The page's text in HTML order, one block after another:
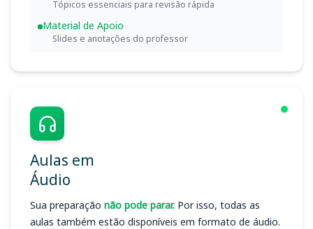
Tópicos essenciais para revisão rápida
Material de Apoio
Slides e anotações do professor
Aulas em
Áudio
Sua preparação não pode parar. Por isso, todas as
aulas também estão disponíveis em formato de áudio.